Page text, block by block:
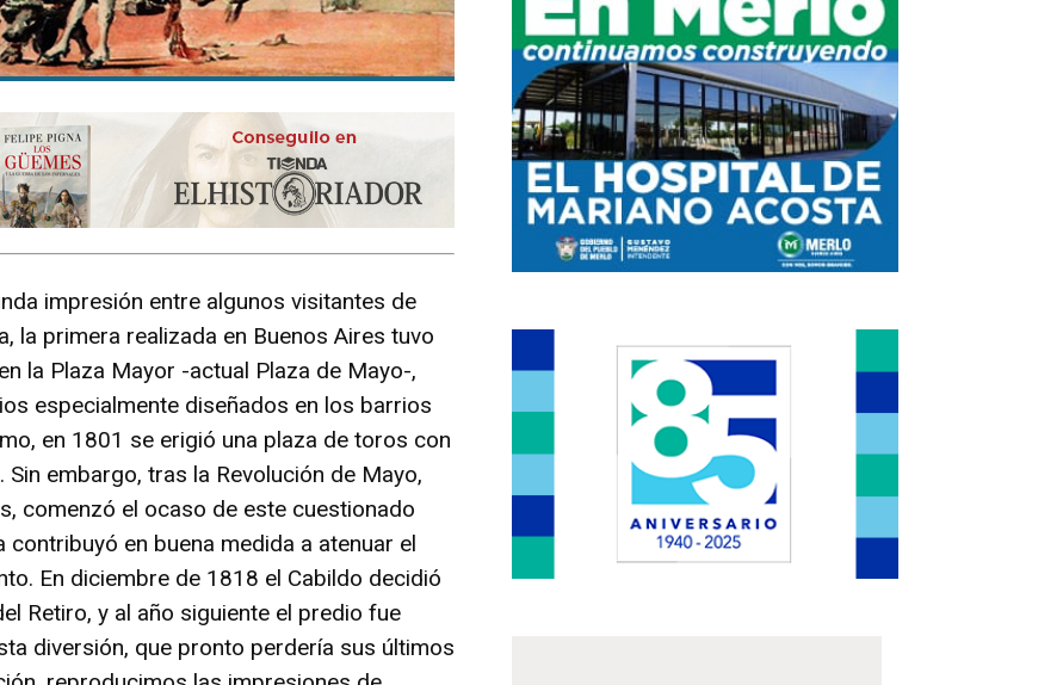
impresión entre algunos visitantes de
la primera realizada en Buenos Aires tuvo
la Plaza Mayor -actual Plaza de Mayo-,
especialmente diseñados en los barrios
en 1801 se erigió una plaza de toros con
embargo, tras la Revolución de Mayo,
comenzó el ocaso de este cuestionado
en buena medida a atenuar el
En diciembre de 1818 el Cabildo decidió
Retiro, y al año siguiente el predio fue
diversión, que pronto perdería sus últimos